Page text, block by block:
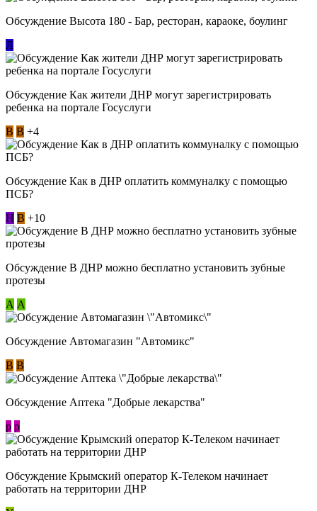
Обсуждение Высота 180 - Бар, ресторан, караоке, боулинг
Л
Обсуждение Как жители ДНР могут зарегистрировать
ребенка на портале Госуслуги
В В +4
Обсуждение Как в ДНР оплатить коммуналку с помощью
ПСБ?
Н В +10
Обсуждение В ДНР можно бесплатно установить зубные
протезы
А А
Обсуждение Автомагазин "Автомикс"
В В
Обсуждение Аптека "Добрые лекарства"
p p
Обсуждение Крымский оператор К-Телеком начинает
работать на территории ДНР